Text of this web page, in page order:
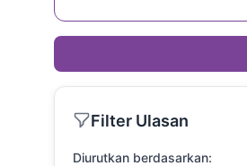
Filter Ulasan
Diurutkan berdasarkan: